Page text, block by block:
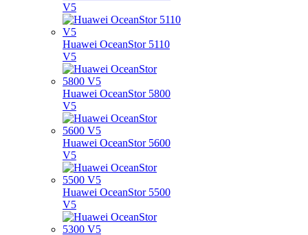
V5
Huawei OceanStor 5110
V5
Huawei OceanStor 5800
V5
Huawei OceanStor 5600
V5
Huawei OceanStor 5500
V5